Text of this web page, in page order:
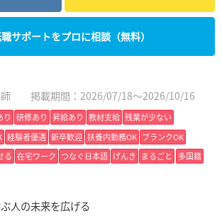
サポートをプロに相談（無料）
掲載期間：2026/07/18～2026/10/16
り 研修あり 昇給あり 教材支給 残業が少ない
経験者優遇 新卒歓迎 扶養内勤務OK ブランクOK
る 在宅ワーク つなぐ日本語 げんき まるごと
多国籍
人の未来を広げる